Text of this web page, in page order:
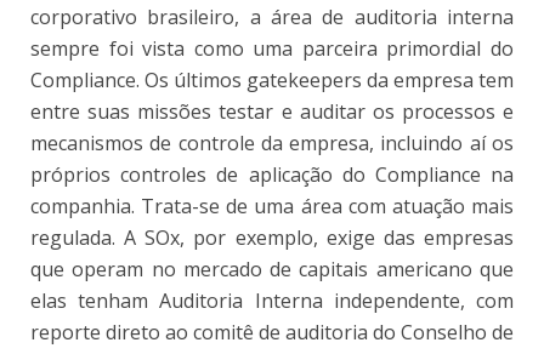
corporativo brasileiro, a área de auditoria interna
sempre foi vista como uma parceira primordial do
Compliance. Os últimos gatekeepers da empresa tem
entre suas missões testar e auditar os processos e
mecanismos de controle da empresa, incluindo aí os
próprios controles de aplicação do Compliance na
companhia. Trata-se de uma área com atuação mais
regulada. A SOx, por exemplo, exige das empresas
que operam no mercado de capitais americano que
elas tenham Auditoria Interna independente, com
reporte direto ao comitê de auditoria do Conselho de